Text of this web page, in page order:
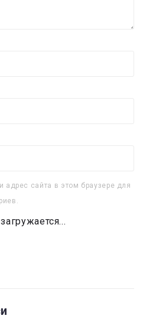
адрес сайта в этом браузере для